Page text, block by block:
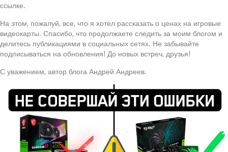
ссылке.
На этом, пожалуй, все, что я хотел рассказать о ценах на игровые
видеокарты. Спасибо, что продолжаете следить за моим блогом и
делитесь публикациями в социальных сетях. Не забывайте
подписываться на обновления! До новых встреч, друзья!
С уважением, автор блога Андрей Андреев.